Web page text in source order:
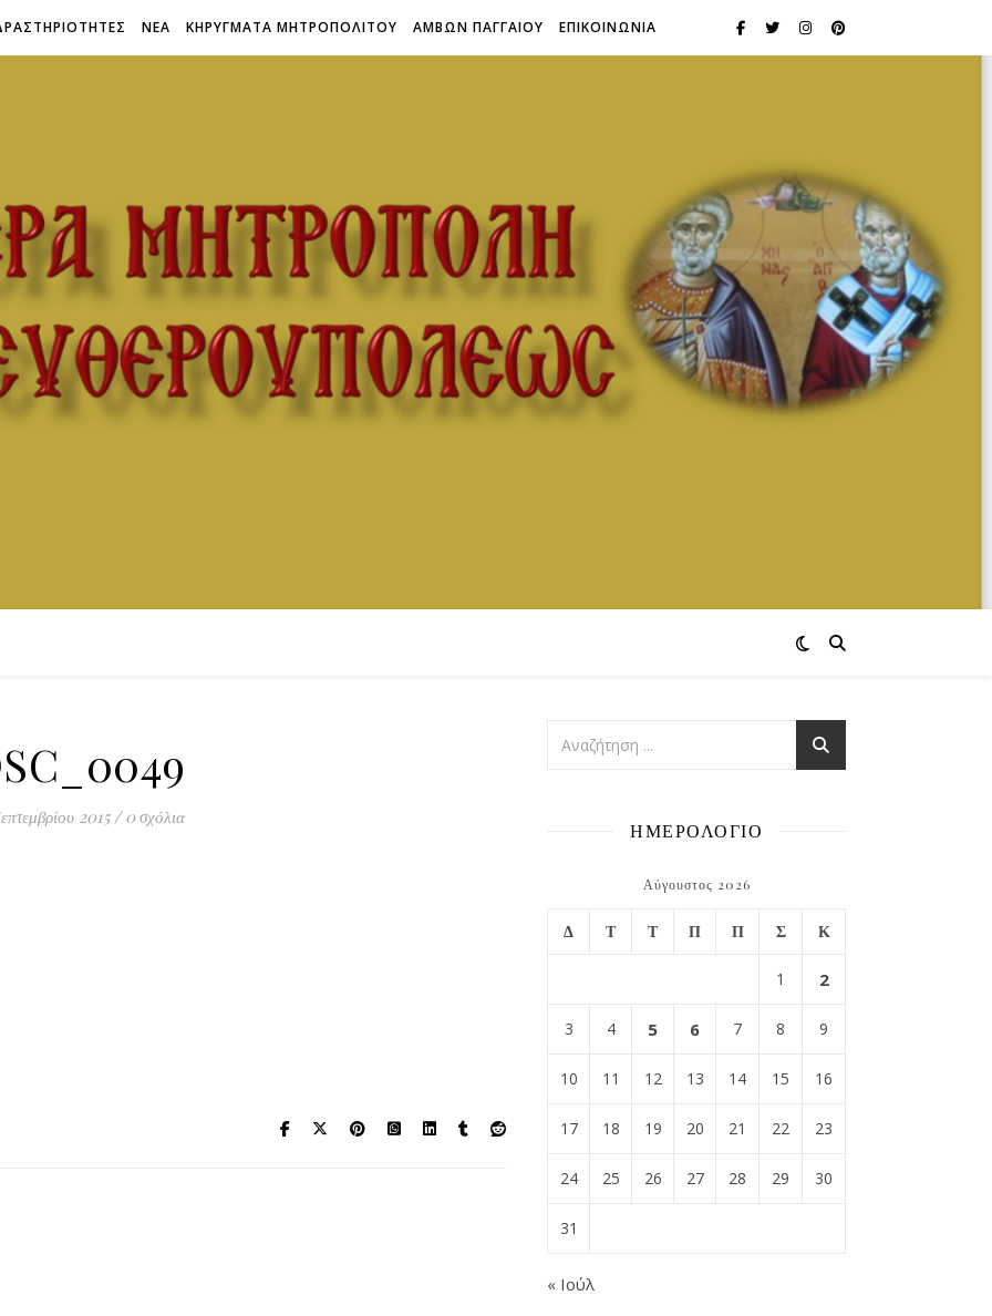
ΝΕΑ ΚΗΡΥΓΜΑΤΑ ΜΗΤΡΟΠΟΛΙΤΟΥ ΑΜΒΩΝ ΠΑΓΓΑΙΟΥ ΕΠΙΚΟΙΝΩΝΙΑ
2015 / 0 σχόλια
ΗΜΕΡΟΛΟΓΙΟ
Αύγουστος 2026
Δ Τ Τ Π Π Σ Κ
1 2
3 4 5 6 7 8 9
10 11 12 13 14 15 16
17 18 19 20 21 22 23
24 25 26 27 28 29 30
31
« Ιούλ